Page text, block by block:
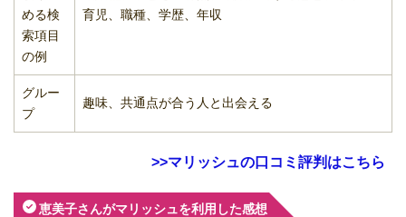
める検
索項目
の例
育児、職種、学歴、年収
グルー
プ
趣味、共通点が合う人と出会える
>>マリッシュの口コミ評判はこちら
恵美子さんがマリッシュを利用した感想